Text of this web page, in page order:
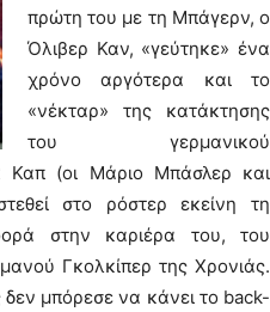
πρώτη του με τη Μπάγερν, ο
Όλιβερ Καν, «γεύτηκε» ένα
χρόνο αργότερα και το
«νέκταρ» της κατάκτησης
του γερμανικού
Καπ (οι Μάριο Μπάσλερ και
στο ρόστερ εκείνη τη
στην καριέρα του, του
Γκολκίπερ της Χρονιάς.
μπόρεσε να κάνει το back-